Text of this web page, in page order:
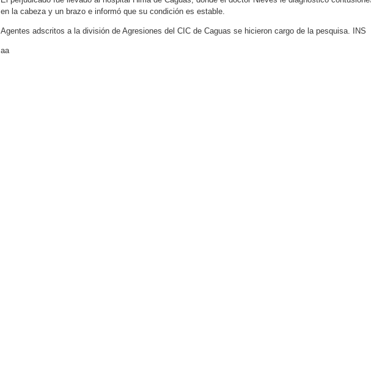
en la cabeza y un brazo e informó que su condición es estable.
Agentes adscritos a la división de Agresiones del CIC de Caguas se hicieron cargo de la pesquisa. INS
aa